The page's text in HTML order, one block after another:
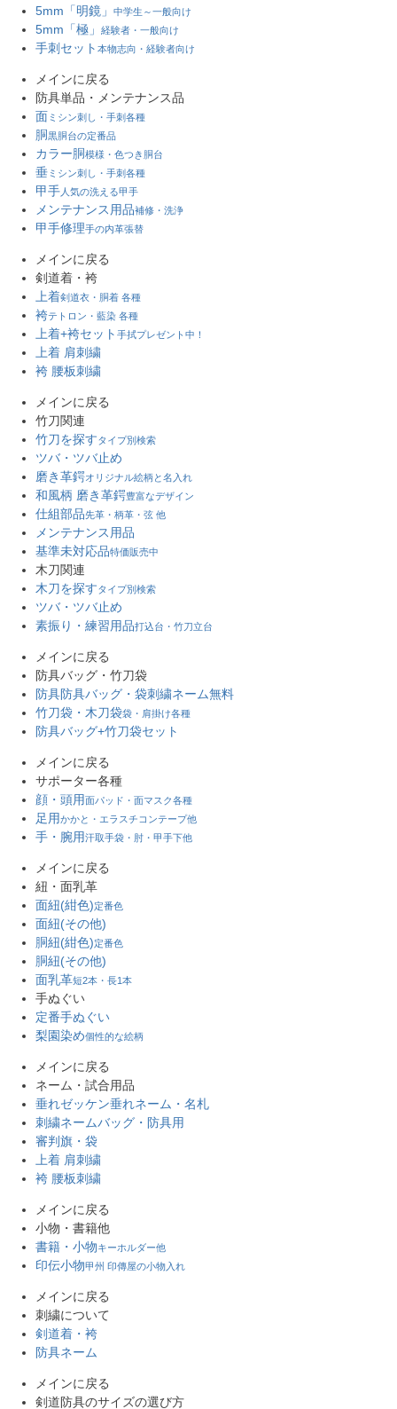
5mm「明鏡」 中学生～一般向け
5mm「極」 経験者・一般向け
手刺セット 本物志向・経験者向け
メインに戻る
防具単品・メンテナンス品
面 ミシン刺し・手刺各種
胴黒胴台の定番品
カラー胴模様・色つき胴台
垂 ミシン刺し・手刺各種
甲手 人気の洗える甲手
メンテナンス用品補修・洗浄
甲手修理手の内革張替
メインに戻る
剣道着・袴
上着剣道衣・胴着 各種
袴テトロン・藍染 各種
上着+袴セット 手拭プレゼント中！
上着 肩刺繍
袴 腰板刺繍
メインに戻る
竹刀関連
竹刀を探すタイプ別検索
ツバ・ツバ止め
磨き革鍔オリジナル絵柄と名入れ
和風柄 磨き革鍔豊富なデザイン
仕組部品先革・柄革・弦 他
メンテナンス用品
基準未対応品特価販売中
木刀関連
木刀を探すタイプ別検索
ツバ・ツバ止め
素振り・練習用品打込台・竹刀立台
メインに戻る
防具バッグ・竹刀袋
防具防具バッグ・袋刺繍ネーム無料
竹刀袋・木刀袋袋・肩掛け各種
防具バッグ+竹刀袋セット
メインに戻る
サポーター各種
顔・頭用面パッド・面マスク各種
足用かかと・エラスチコンテープ他
手・腕用汗取手袋・肘・甲手下他
メインに戻る
紐・面乳革
面紐(紺色)定番色
面紐(その他)
胴紐(紺色)定番色
胴紐(その他)
面乳革短2本・長1本
手ぬぐい
定番手ぬぐい
梨園染め個性的な絵柄
メインに戻る
ネーム・試合用品
垂れゼッケン垂れネーム・名札
刺繍ネームバッグ・防具用
審判旗・袋
上着 肩刺繍
袴 腰板刺繍
メインに戻る
小物・書籍他
書籍・小物キーホルダー他
印伝小物甲州 印傳屋の小物入れ
メインに戻る
刺繍について
剣道着・袴
防具ネーム
メインに戻る
剣道防具のサイズの選び方